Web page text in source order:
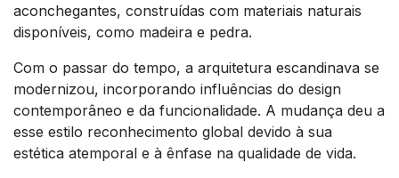
aconchegantes, construídas com materiais naturais
disponíveis, como madeira e pedra.
Com o passar do tempo, a arquitetura escandinava se
modernizou, incorporando influências do design
contemporâneo e da funcionalidade. A mudança deu a
esse estilo reconhecimento global devido à sua
estética atemporal e à ênfase na qualidade de vida.